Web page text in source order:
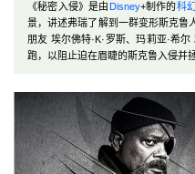
《秘密入侵》是由 Disney+制作的科
景，讲述弗瑞了解到一群变形斯克鲁
朋友 埃尔佛特·K·罗斯、玛莉亚·希
跑，以阻止迫在眉睫的斯克鲁入侵并